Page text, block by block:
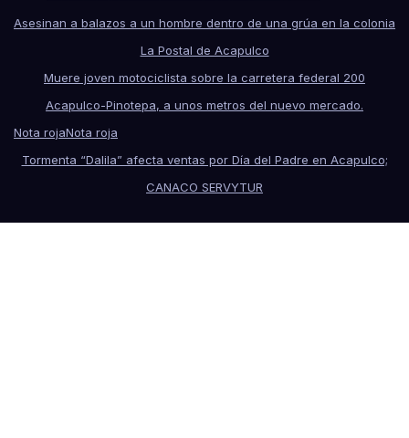
Asesinan a balazos a un hombre dentro de una grúa en la colonia
La Postal de Acapulco
Muere joven motociclista sobre la carretera federal 200
Acapulco-Pinotepa, a unos metros del nuevo mercado.
Nota rojaNota roja
Tormenta “Dalila” afecta ventas por Día del Padre en Acapulco;
CANACO SERVYTUR